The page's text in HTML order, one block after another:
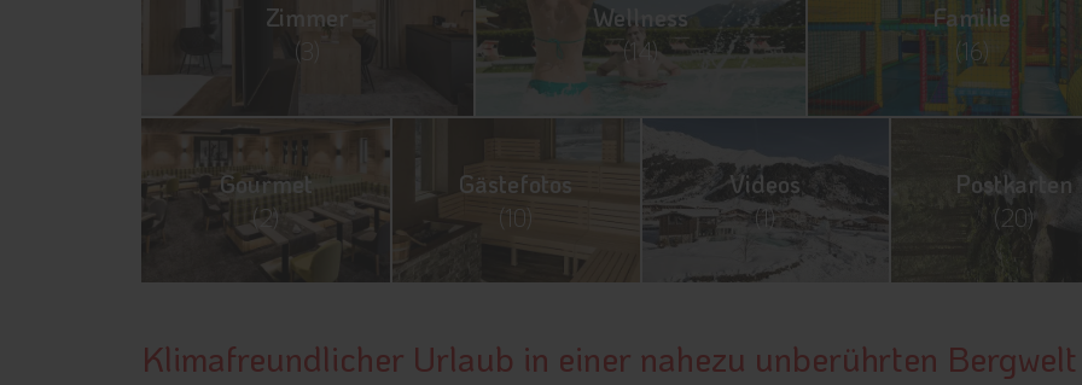
Zimmer
(3)
Wellness
(14)
Familie
(16)
Gourmet
(2)
Gästefotos
(10)
Videos
(1)
Postkarten
(20)
Klimafreundlicher Urlaub in einer nahezu unberührten Bergwelt